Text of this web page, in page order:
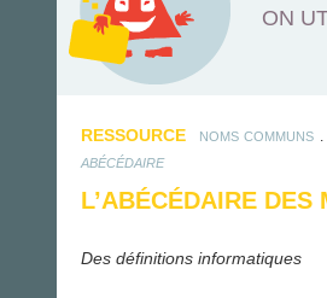
ON
RESSOURCE NOMS COMMUNS
ABÉCÉDAIRE
L’ABÉCÉDAIRE DES
Des définitions informatiques